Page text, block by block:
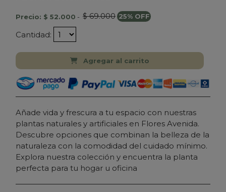
Precio: $ 52.000 - $ 69.000 25% OFF
Cantidad:
Agregar al carrito
Añade vida y frescura a tu espacio con nuestras
plantas naturales y artificiales en Flores Avenida.
Descubre opciones que combinan la belleza de la
naturaleza con la comodidad del cuidado mínimo.
Explora nuestra colección y encuentra la planta
perfecta para tu hogar u oficina